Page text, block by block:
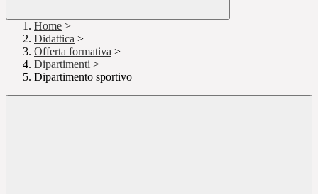
Home >
Didattica >
Offerta formativa >
Dipartimenti >
Dipartimento sportivo